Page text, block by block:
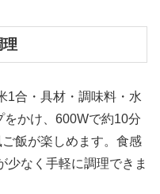
1合・具材・調味料・水
をかけ、600Wで約10分
飯が楽しめます。食感
少なく手軽に調理できま